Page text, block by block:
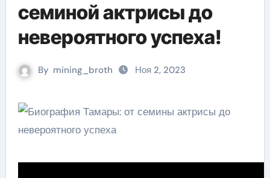
семиной актрисы до
невероятного успеха!
By mining_broth Ноя 2, 2023